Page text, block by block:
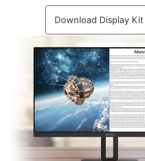
Display Kit Here